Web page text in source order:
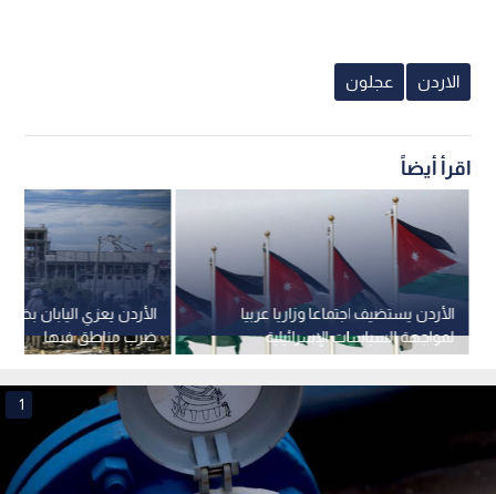
الاردن عجلون
اقرأ أيضاً
الأردن يعزي اليابان
ضرب مناطق فيها
الأردن يستضيف اجتماعا وزاريا عربيا
لمواجهة السياسات الإسرائيلية
الاربعاء
1